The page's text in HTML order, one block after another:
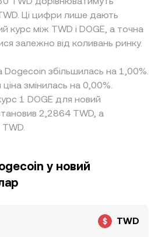
Ці цифри лише дають
курс між TWD і DOGE, а точна
залежно від коливань ринку.
Dogecoin збільшилась на 1,00%.
змінилась на 0,00%.
1 DOGE для новий
2,2864 TWD, а
у новий
TWD